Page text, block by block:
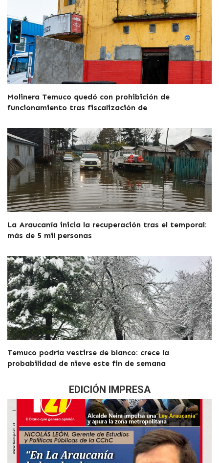
Molinera Temuco quedó con prohibición de
funcionamiento tras fiscalización de
La Araucanía inicia la recuperación tras el temporal:
más de 5 mil personas
Temuco podría vestirse de blanco: crece la
probabilidad de nieve este fin de semana
EDICIÓN IMPRESA